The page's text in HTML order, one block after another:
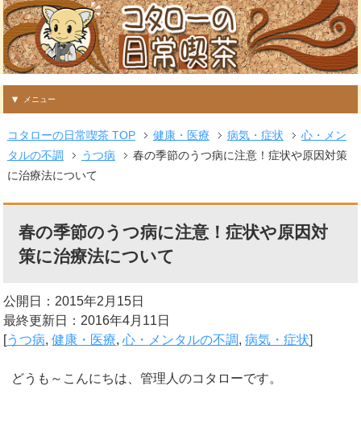
メニュー
コタローの日常喫茶 TOP 健康・医療 病気・症状
心・メン
タルの不調
うつ病
春の季節のうつ病に注意！症状や原因対策
に治療法について
春の季節のうつ病に注意！症状や原因対
策に治療法について
公開日：2015年2月15日
最終更新日：2016年4月11日
[うつ病,健康・医療,心・メンタルの不調,病気・症状]
どうも～こんにちは、管理人のコタローです。